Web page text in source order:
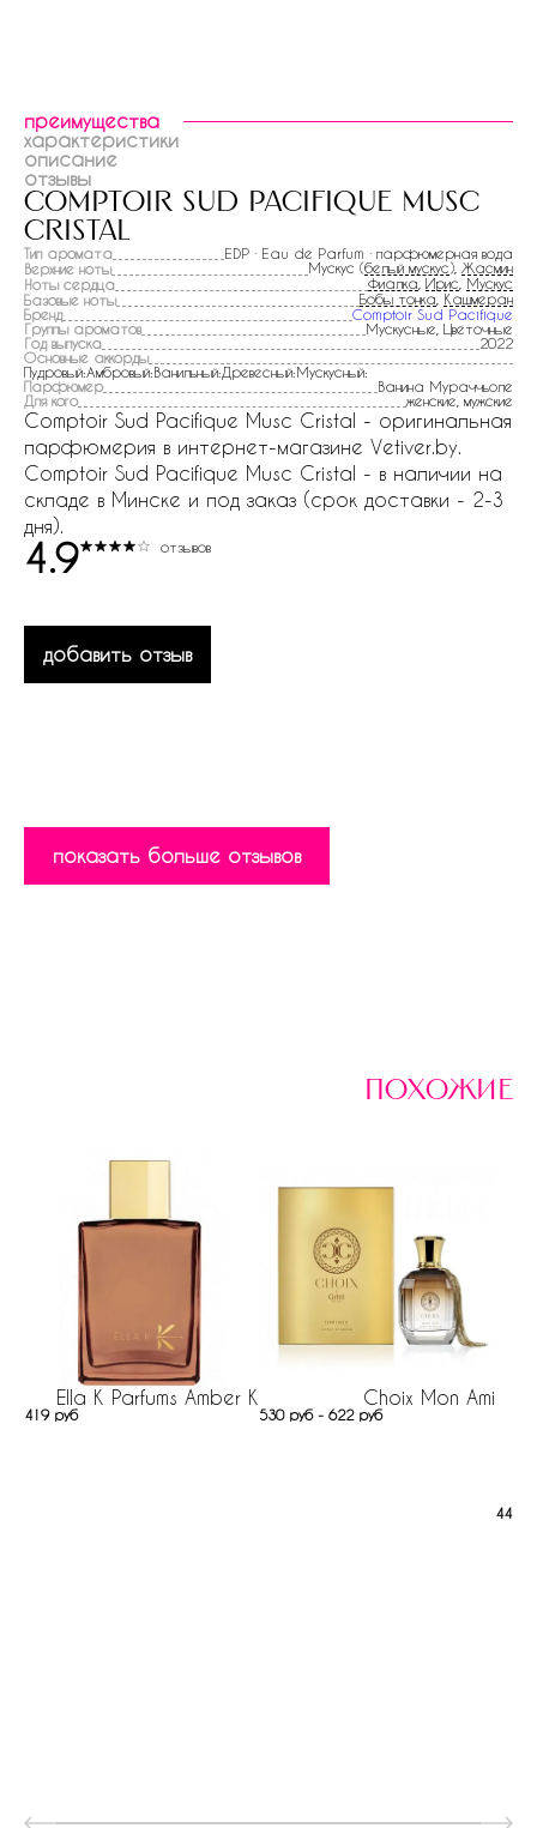
преимущества
характеристики
описание
отзывы
comptoir sud pacifique musc
cristal
Тип аромата
EDP · Eau de Parfum · парфюмерная вода
Верхние ноты
Мускус (белый мускус), Жасмин
Ноты сердца
Фиалка Ирис Мускус
Базовые ноты
Бобы тонка Кашмеран
Бренд
Comptoir Sud Pacifique
Группы ароматов
Мускусные, Цветочные
Год выпуска
2022
Основные аккорды
Пудровый:Амбровый:Ванильный:Древесный:Мускусный:
Парфюмер
Ванина Мураччьоле
Для кого
женские, мужские
Comptoir Sud Pacifique Musc Cristal - оригинальная
парфюмерия в интернет-магазине Vetiver.by.
Comptoir Sud Pacifique Musc Cristal - в наличии на
складе в Минске и под заказ (срок доставки - 2-3
дня).
4.9 отзывов
добавить отзыв
показать больше отзывов
похожие
Ella K Parfums Amber K
419 руб
Choix Mon Ami
530 руб - 622 руб
447